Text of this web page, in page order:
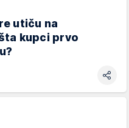
utiču na
kupci prvo